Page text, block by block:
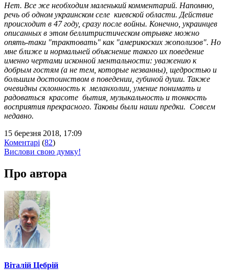
Нет. Все же необходим маленький комментарий. Напомню,
речь об одном украинском селе киевской области. Действие
происходит в 47 году, сразу после войны. Конечно, украинцев
описанных в этом беллитристическом отрывке можно
опять-таки "трактовать" как "америкоских жополизов". Но
мне ближе и нормальней объяснение такого их поведение
именно чертами исконной ментальности: уважению к
добрым гостям (а не тем, которые незванны), щедростью и
большим достоинством в поведении, губиной души. Также
очевидны склонность к меланхолии, умение понимать и
радоваться красоте бытия, музыкальность и тонкость
восприятия прекрасного. Таковы были наши предки. Совсем
недавно.
15 березня 2018, 17:09
Коментарі (82)
Вислови свою думку!
Про автора
Віталій Цебрій